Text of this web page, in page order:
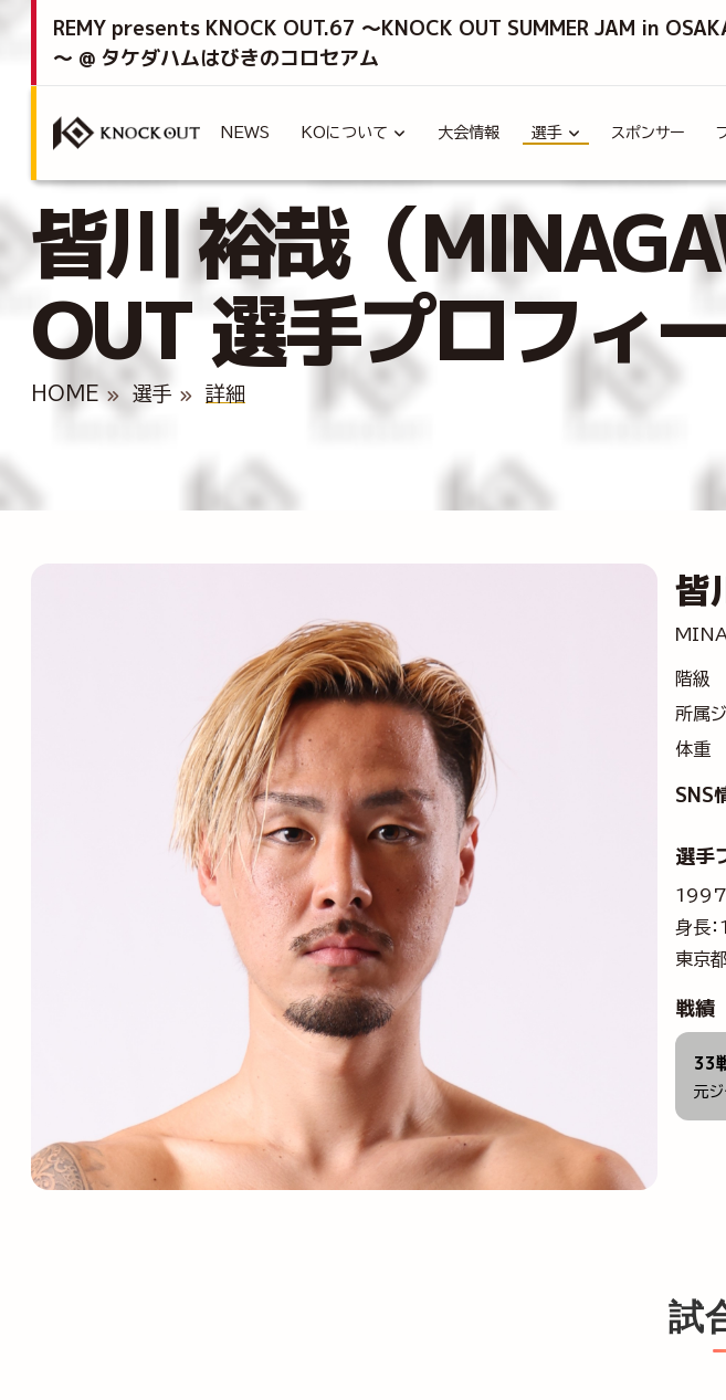
REMY presents KNOCK OUT.67 ～KNOCK OUT SUMMER JAM in
～ @ タケダハムはびきのコロセアム
NEWS KOについて 大会情報 選手 スポンサー
皆川 裕哉（
OUT 選手プロフィ
HOME 選手 詳細
皆
階級
所属
体重
SNS
選手
1997
身長
東京
戦績
33
元ジ
試